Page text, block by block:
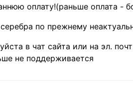
Главная»
»Монеты»
Россия до 1917
г.»Копии и
подделки»
оплату!(раньше оплата -
по прежнему
в чат сайта или на эл.
не поддерживается